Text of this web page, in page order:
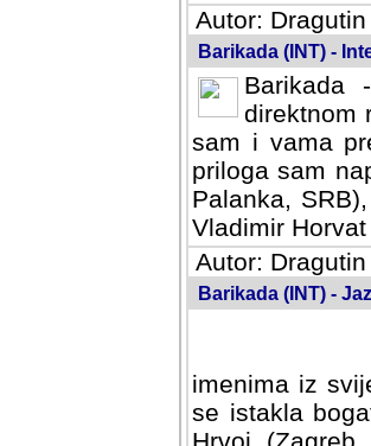
Autor:
Barikada (INT) -
Barikada
direktnom
sam i vama
priloga sam
Palanka,
Vladimir
Autor:
Barikada (INT) -
imenima iz
se istakla